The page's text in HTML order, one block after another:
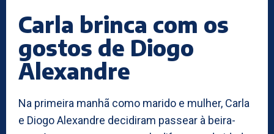
Carla brinca com os
gostos de Diogo
Alexandre
Na primeira manhã como marido e mulher, Carla
e Diogo Alexandre decidiram passear à beira-